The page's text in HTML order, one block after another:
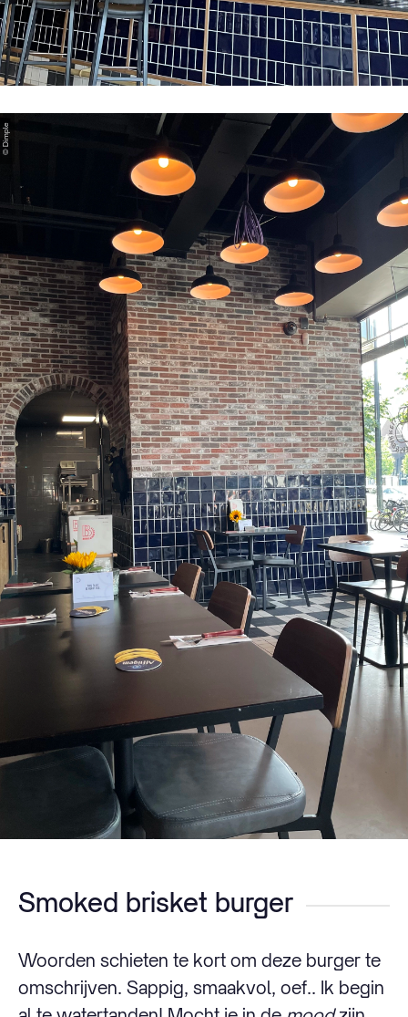
© Dimple
Smoked brisket burger
Woorden schieten te kort om deze burger te
omschrijven. Sappig, smaakvol, oef.. Ik begin